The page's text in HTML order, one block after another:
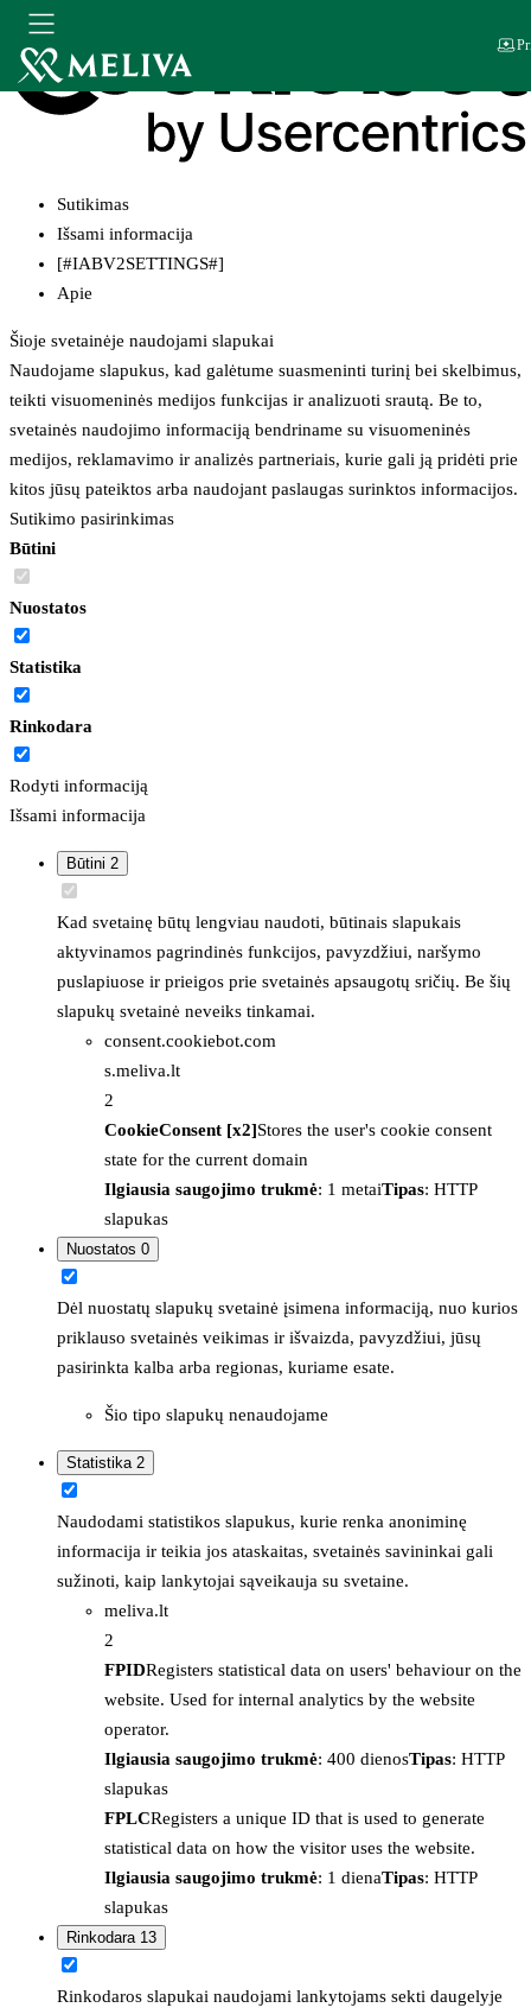
Sutikimas
Išsami informacija
[#IABV2SETTINGS#]
Apie
Šioje svetainėje naudojami slapukai
Naudojame slapukus, kad galėtume suasmeninti turinį bei skelbimus,
teikti visuomeninės medijos funkcijas ir analizuoti srautą. Be to,
svetainės naudojimo informaciją bendriname su visuomeninės
medijos, reklamavimo ir analizės partneriais, kurie gali ją pridėti prie
kitos jūsų pateiktos arba naudojant paslaugas surinktos informacijos.
Sutikimo pasirinkimas
Būtini
Nuostatos
Statistika
Rinkodara
Rodyti informaciją
Išsami informacija
Būtini 2
Kad svetainę būtų lengviau naudoti, būtinais slapukais
aktyvinamos pagrindinės funkcijos, pavyzdžiui, naršymo
puslapiuose ir prieigos prie svetainės apsaugotų sričių. Be šių
slapukų svetainė neveiks tinkamai.
consent.cookiebot.com
s.meliva.lt
2
CookieConsent [x2]Stores the user's cookie consent
state for the current domain
Ilgiausia saugojimo trukmė: 1 metaiTipas: HTTP
slapukas
Nuostatos 0
Dėl nuostatų slapukų svetainė įsimena informaciją, nuo kurios
priklauso svetainės veikimas ir išvaizda, pavyzdžiui, jūsų
pasirinkta kalba arba regionas, kuriame esate.
Šio tipo slapukų nenaudojame
Statistika 2
Naudodami statistikos slapukus, kurie renka anoniminę
informacija ir teikia jos ataskaitas, svetainės savininkai gali
sužinoti, kaip lankytojai sąveikauja su svetaine.
meliva.lt
2
FPIDRegisters statistical data on users' behaviour on the
website. Used for internal analytics by the website
operator.
Ilgiausia saugojimo trukmė: 400 dienosTipas: HTTP
slapukas
FPLCRegisters a unique ID that is used to generate
statistical data on how the visitor uses the website.
Ilgiausia saugojimo trukmė: 1 dienaTipas: HTTP
slapukas
Rinkodara 13
Rinkodaros slapukai naudojami lankytojams sekti daugelyje